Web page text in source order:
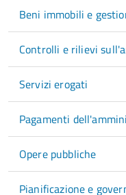
Beni immobili e
Controlli e rilievi
Servizi erogati
Pagamenti
Opere pubbliche
Pianificazione e